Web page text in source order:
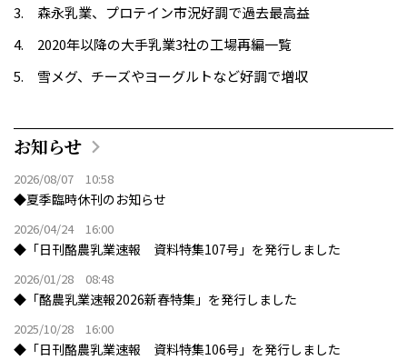
森永乳業、プロテイン市況好調で過去最高益
2020年以降の大手乳業3社の工場再編一覧
雪メグ、チーズやヨーグルトなど好調で増収
お知らせ
2026/08/07 10:58
◆夏季臨時休刊のお知らせ
2026/04/24 16:00
◆「日刊酪農乳業速報 資料特集107号」を発行しました
2026/01/28 08:48
◆「酪農乳業速報2026新春特集」を発行しました
2025/10/28 16:00
◆「日刊酪農乳業速報 資料特集106号」を発行しました